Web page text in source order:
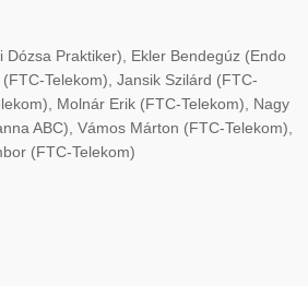
Praktiker), Ekler Bendegúz (Endo
Telekom), Jansik Szilárd (FTC-
Molnár Erik (FTC-Telekom), Nagy
ABC), Vámos Márton (FTC-Telekom),
(FTC-Telekom)